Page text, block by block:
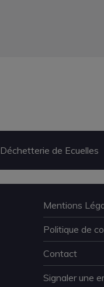
Déchetterie de Ecuelles
Mentions
Politique de
Contact
Signaler une